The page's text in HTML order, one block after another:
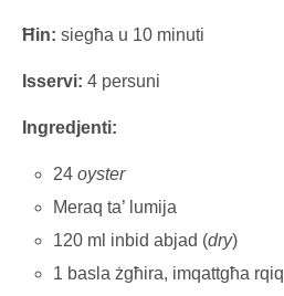
Ħin: siegħa u 10 minuti
Isservi: 4 persuni
Ingredjenti:
24oyster
Meraq ta’ lumija
120 ml inbid abjad (dry)
1 basla żgħira, imqattgħa rqiq